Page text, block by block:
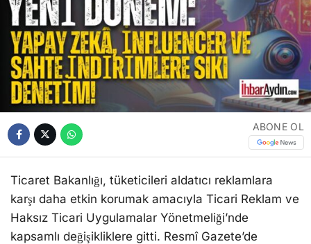
ABONE OL
Ticaret Bakanlığı, tüketicileri aldatıcı reklamlara
karşı daha etkin korumak amacıyla Ticari Reklam ve
Haksız Ticari Uygulamalar Yönetmeliği’nde
kapsamlı değişikliklere gitti. Resmî Gazete’de